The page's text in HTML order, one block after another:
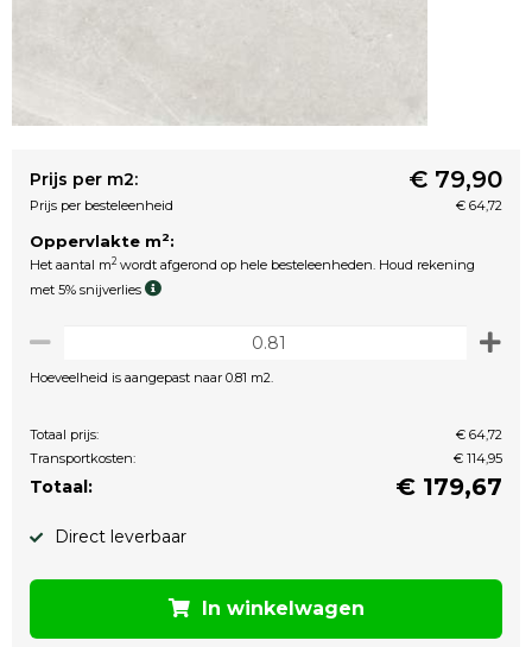
Prijs per m2: € 79,90
Prijs per besteleenheid € 64,72
Oppervlakte m2:
Het aantal m2 wordt afgerond op hele besteleenheden. Houd rekening
met 5% snijverlies
Hoeveelheid is aangepast naar 0.81 m2.
Totaal prijs:
€ 64,72
Transportkosten:
€ 114,95
Totaal: € 179,67
Direct leverbaar
In winkelwagen